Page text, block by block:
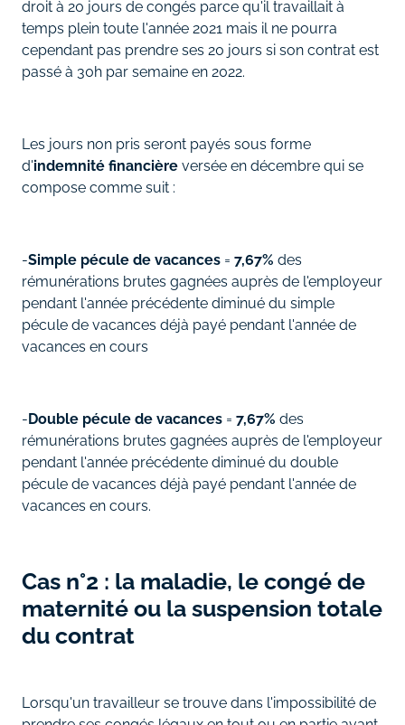
droit à 20 jours de congés parce qu'il travaillait à
temps plein toute l'année 2021 mais il ne pourra
cependant pas prendre ses 20 jours si son contrat est
passé à 30h par semaine en 2022.
Les jours non pris seront payés sous forme
d'indemnité financière versée en décembre qui se
compose comme suit :
-Simple pécule de vacances = 7,67% des
rémunérations brutes gagnées auprès de l'employeur
pendant l'année précédente diminué du simple
pécule de vacances déjà payé pendant l'année de
vacances en cours
-Double pécule de vacances = 7,67% des
rémunérations brutes gagnées auprès de l'employeur
pendant l'année précédente diminué du double
pécule de vacances déjà payé pendant l'année de
vacances en cours.
Cas n°2 : la maladie, le congé de
maternité ou la suspension totale
du contrat
Lorsqu'un travailleur se trouve dans l'impossibilité de